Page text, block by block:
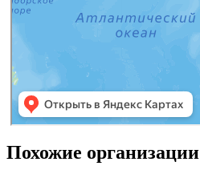
Похожие организации